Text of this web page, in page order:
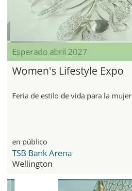
Esperado abril 2027
Women's Lifestyle Expo
Feria de estilo de vida para la mujer
en público
TSB Bank Arena
Wellington